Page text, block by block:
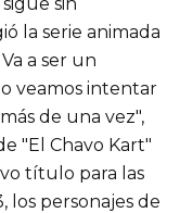
la serie animada
a ser un
veamos intentar
de una vez",
"El Chavo Kart"
título para las
los personajes de